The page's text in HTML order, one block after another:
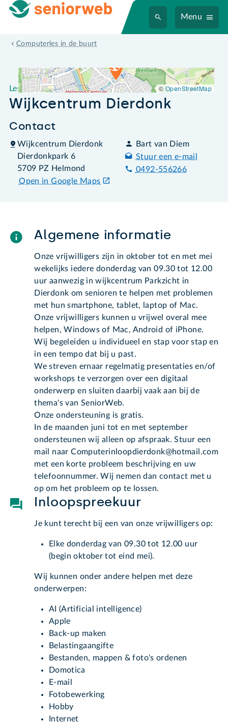
Menu
Computerles in de buurt
Leslocatie Wijkcentrum Dierdonk
Leslocatie
Wijkcentrum Dierdonk
Contact
Wijkcentrum Dierdonk
Dierdonkpark 6
5709 PZ Helmond
Open in Google Maps
Bart van Diem
Stuur een e-mail
0492-556266
©OpenStreetMap
Algemene informatie
Onze vrijwilligers zijn in oktober tot en met mei
wekelijks iedere donderdag van 09.30 tot 12.00
uur aanwezig in wijkcentrum Parkzicht in
Dierdonk om senioren te helpen met problemen
met hun smartphone, tablet, laptop of Mac.
Onze vrijwilligers kunnen u vrijwel overal mee
helpen, Windows of Mac, Android of iPhone.
Wij begeleiden u individueel en stap voor stap en
in een tempo dat bij u past.
We streven ernaar regelmatig presentaties en/of
workshops te verzorgen over een digitaal
onderwerp en sluiten daarbij vaak aan bij de
thema's van SeniorWeb.
Onze ondersteuning is gratis.
In de maanden juni tot en met september
ondersteunen wij alleen op afspraak. Stuur een
mail naar Computerinloopdierdonk@hotmail.com
met een korte probleem beschrijving en uw
telefoonnummer. Wij nemen dan contact met u
op om het probleem op te lossen.
Inloopspreekuur
Je kunt terecht bij een van onze vrijwilligers op:
Elke donderdag van 09.30 tot 12.00 uur
(begin oktober tot eind mei).
Wij kunnen onder andere helpen met deze
onderwerpen:
AI (Artificial intelligence)
Apple
Back-up maken
Belastingaangifte
Bestanden, mappen & foto's ordenen
Domotica
E-mail
Fotobewerking
Hobby
Internet